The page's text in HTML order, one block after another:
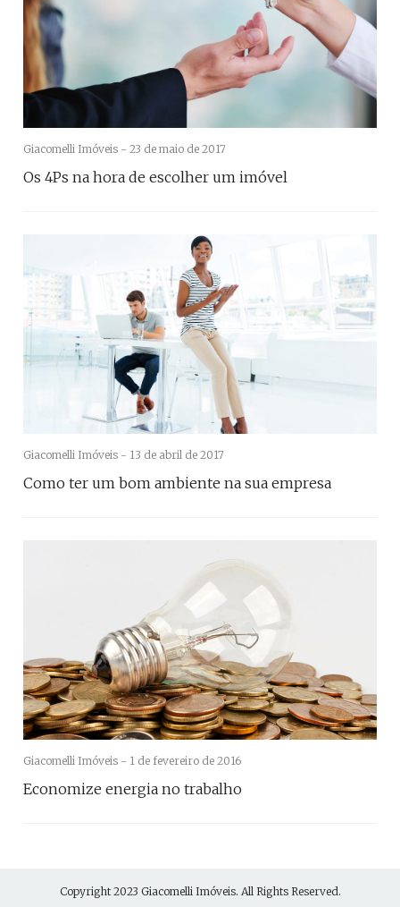
Giacomelli Imóveis - 23 de maio de 2017
Os 4Ps na hora de escolher um imóvel
Giacomelli Imóveis - 13 de abril de 2017
Como ter um bom ambiente na sua empresa
Giacomelli Imóveis - 1 de fevereiro de 2016
Economize energia no trabalho
Copyright 2023 Giacomelli Imóveis. All Rights Reserved.